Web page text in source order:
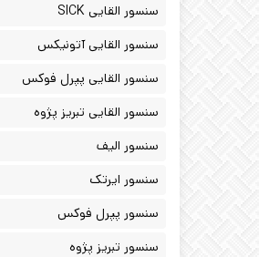
سنسور القایی SICK
سنسور القایی آتونیکس
سنسور القایی پپرل فوکس
سنسور القایی تبریز پژوه
سنسور الیف
سنسور ایرتک
سنسور پپرل فوکس
سنسور تبریز پژوه